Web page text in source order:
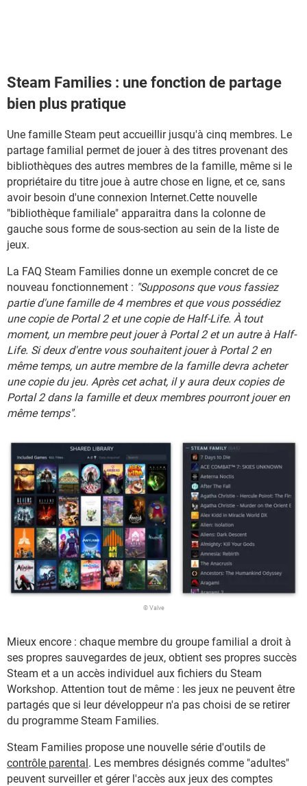
Steam Families : une fonction de partage
bien plus pratique
Une famille Steam peut accueillir jusqu'à cinq membres. Le
partage familial permet de jouer à des titres provenant des
bibliothèques des autres membres de la famille, même si le
propriétaire du titre joue à autre chose en ligne, et ce, sans
avoir besoin d'une connexion Internet.Cette nouvelle
"bibliothèque familiale" apparaitra dans la colonne de
gauche sous forme de sous-section au sein de la liste de
jeux.
La FAQ Steam Families donne un exemple concret de ce
nouveau fonctionnement : "Supposons que vous fassiez
partie d'une famille de 4 membres et que vous possédiez
une copie de Portal 2 et une copie de Half-Life. À tout
moment, un membre peut jouer à Portal 2 et un autre à Half-
Life. Si deux d'entre vous souhaitent jouer à Portal 2 en
même temps, un autre membre de la famille devra acheter
une copie du jeu. Après cet achat, il y aura deux copies de
Portal 2 dans la famille et deux membres pourront jouer en
même temps".
© Valve
Mieux encore : chaque membre du groupe familial a droit à
ses propres sauvegardes de jeux, obtient ses propres succès
Steam et a un accès individuel aux fichiers du Steam
Workshop. Attention tout de même : les jeux ne peuvent être
partagés que si leur développeur n'a pas choisi de se retirer
du programme Steam Families.
Steam Families propose une nouvelle série d'outils de
contrôle parental . Les membres désignés comme "adultes"
peuvent surveiller et gérer l'accès aux jeux des comptes